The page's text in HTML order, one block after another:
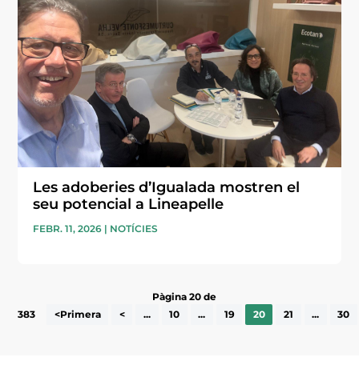
Les adoberies d’Igualada mostren el
seu potencial a Lineapelle
FEBR. 11, 2026 | NOTÍCIES
Pàgina 20 de
383
<Primera < ... 10 ... 19 20 21 ... 30